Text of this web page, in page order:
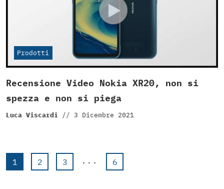
Prodotti
Recensione Video Nokia XR20, non si
spezza e non si piega
Luca Viscardi // 3 Dicembre 2021
1 2 3 ... 6